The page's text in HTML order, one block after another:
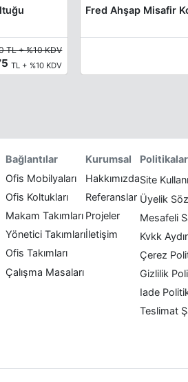
TL + %10 KDV
TL + %10 KDV
Fred Ahşap Misafir
Bağlantılar
Ofis Mobilyaları
Ofis Koltukları
Makam Takımları
Yönetici Takımları
Ofis Takımları
Çalışma Masaları
Kurumsal
Hakkımızda
Referanslar
Projeler
İletişim
Site
Üyelik
Mesafeli
Kvkk
Çerez
Gizlilik
Iade
Teslimat